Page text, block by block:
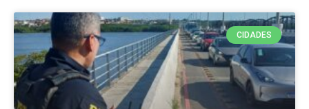
CIDADES